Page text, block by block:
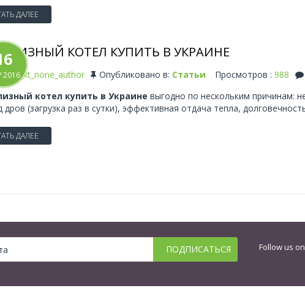
ДАЛЕЕ
2016
КОТЕЛ КУПИТЬ В УКРАИНЕ
text_none_author Опубликовано в: Статьи Просмотров : 988
й котел купить в Украине выгодно по нескольким причинам:
дров (загрузка раз в сутки), эффективная отдача тепла,
ДАЛЕЕ
Follow us on